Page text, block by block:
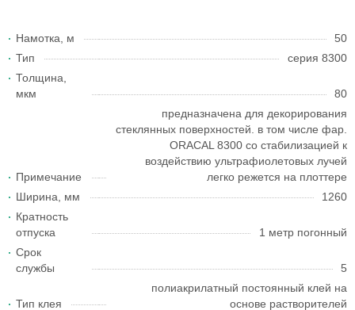
Намотка, м
50
Тип
серия 8300
Толщина,
мкм
80
Примечание
предназначена для декорирования
стеклянных поверхностей. в том числе фар.
ORACAL 8300 со стабилизацией к
воздействию ультрафиолетовых лучей
легко режется на плоттере
Ширина, мм
1260
Кратность
отпуска
1 метр погонный
Срок
службы
5
Тип клея
полиакрилатный постоянный клей на
основе растворителей